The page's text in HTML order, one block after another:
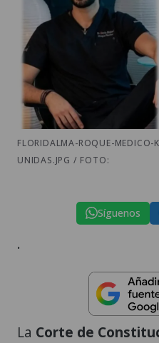
FLORIDALMA-ROQUE-MEDICO-
UNIDAS.JPG / FOTO:
Síguenos
.
La Corte de